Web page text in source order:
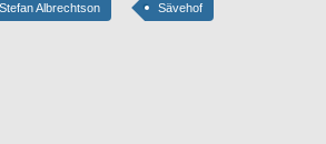
Stefan Albrechtson Sävehof